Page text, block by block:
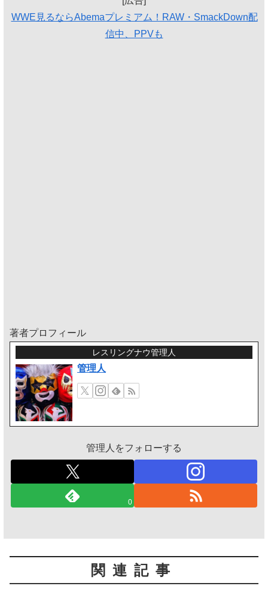
WWE見るならAbemaプレミアム！RAW・SmackDown配
信中、PPVも
著者プロフィール
レスリングナウ管理人
管理人
管理人をフォローする
0
関連記事